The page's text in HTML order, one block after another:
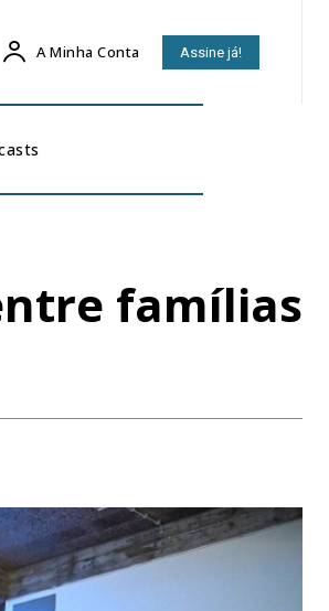
A Minha Conta Assine já!
famílias